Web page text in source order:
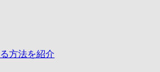
方法を紹介